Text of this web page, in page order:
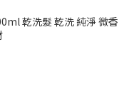
乾洗髮 乾洗 純淨 微香